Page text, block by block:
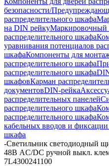
безопасности/
распределительного шкафа
на DIN рейкуМаркировочный
распределительного шкафа
уравнивания потенциалов
шкафаКомпоненты для
распределительного шкафа
распределительного шкафа
шкафовКарман
документовDIN-рейка
распределительных панелей
распределительного шкафа
распределительного шкафа
кабельных вводов и фиксации
шкафа
-Светильник светодиодный
48В AC/DC ручной выкл.
7L4300241100